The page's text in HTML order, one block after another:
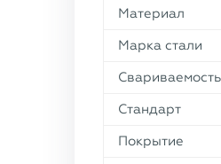
Материал
Марка стали
Свариваемость
Стандарт
Покрытие